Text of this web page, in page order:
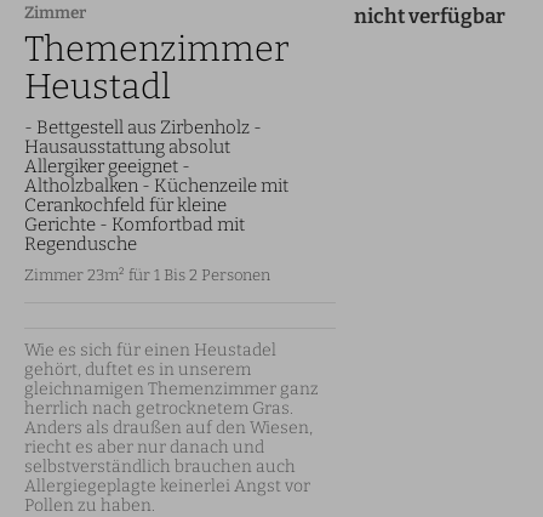
Zimmer
Themenzimmer
Heustadl
- Bettgestell aus Zirbenholz -
Hausausstattung absolut
Allergiker geeignet -
Altholzbalken - Küchenzeile mit
Cerankochfeld für kleine
Gerichte - Komfortbad mit
Regendusche
Zimmer 23m² für 1 Bis 2 Personen
Wie es sich für einen Heustadel
gehört, duftet es in unserem
gleichnamigen Themenzimmer ganz
herrlich nach getrocknetem Gras.
Anders als draußen auf den Wiesen,
riecht es aber nur danach und
selbstverständlich brauchen auch
Allergiegeplagte keinerlei Angst vor
Pollen zu haben.
nicht verfügbar